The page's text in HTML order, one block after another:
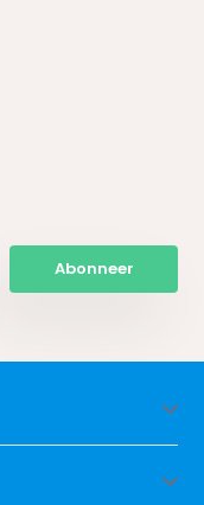
Abonneer